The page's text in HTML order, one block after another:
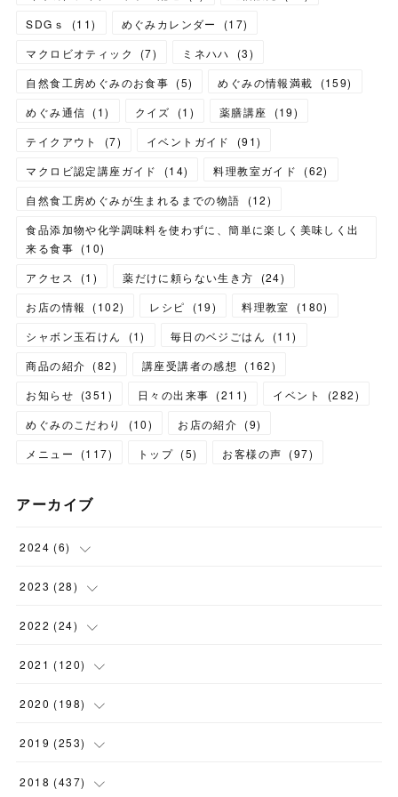
SDGｓ
(11) めぐみカレンダー (17)
マクロビオティック
(7) ミネハハ (3)
自然食工房めぐみのお食事 (5) めぐみの情報満載 (159)
めぐみ通信 (1) クイズ (1 ) 薬膳講座 (19)
テイクアウト
(7) イベントガイド (91)
マクロビ認定講座ガイド
(14) 料理教室ガイド (62)
自然食工房めぐみが生まれるまでの物語
(12)
食品添加物や化学調味料を使わずに、簡単に楽しく美味しく出
来る食事 (10)
アクセス
(1 ) 薬だけに頼らない生き方 (24)
お店の情報
(102) レシピ (19) 料理教室 (180)
シャボン玉石けん
(1) 毎日のベジごはん (11)
商品の紹介 (82) 講座受講者の感想 (162)
お知らせ (351 ) 日々の出来事 (211) イベント (282)
めぐみのこだわり
(10) お店の紹介 (9)
メニュー
(117) トップ (5) お客様の声 (97)
アーカイブ
2024 (6)
(1)
(1 )
(1)
( 1 )
2023 (28)
(2)
(1)
(1)
(2 )
2022 (24)
(5)
(2)
(2)
( 1 )
2021 (120)
(12)
(3)
(1)
2020 (198)
(12)
(11)
2019 (253)
(14)
2018 (437)